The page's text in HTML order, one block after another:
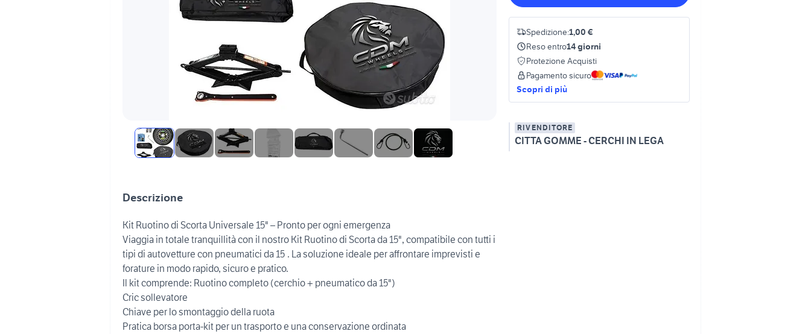
Spedizione:1,00 €
Reso entro14 giorni
Protezione Acquisti
Pagamento sicuro
Scopri di più
RIVENDITORE
CITTA GOMME - CERCHI IN LEGA
Descrizione
Kit Ruotino di Scorta Universale 15" – Pronto per ogni emergenza
Viaggia in totale tranquillità con il nostro Kit Ruotino di Scorta da 15", compatibile con tutti i
tipi di autovetture con pneumatici da 15 . La soluzione ideale per affrontare imprevisti e
forature in modo rapido, sicuro e pratico.
Il kit comprende: Ruotino completo (cerchio + pneumatico da 15")
Cric sollevatore
Chiave per lo smontaggio della ruota
Pratica borsa porta-kit per un trasporto e una conservazione ordinata